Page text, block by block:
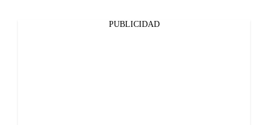
PUBLICIDAD